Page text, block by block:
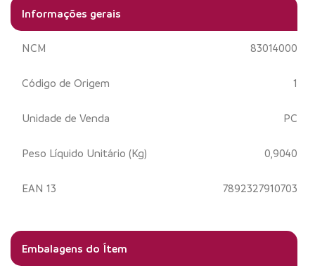
Informações gerais
NCM 83014000
Código de Origem 1
Unidade de Venda PC
Peso Líquido Unitário (Kg) 0,9040
EAN 13 7892327910703
Embalagens do Ítem